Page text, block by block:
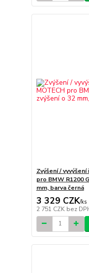
Zvýšení /
pro BMW R1200
mm, barva černá
3 329 CZK/ks
2 751 CZK bez